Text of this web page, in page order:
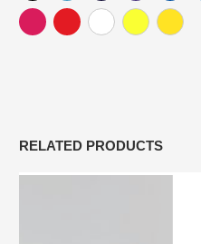
RELATED PRODUCTS